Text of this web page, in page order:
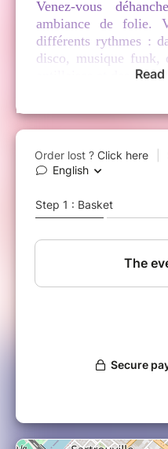
Venez-vous
ambiance de folie.
différents rythmes :
disco, musique funk,
antillaises et des
partager ou une
assurer l’ambiance
14h-17h30
Service Génération